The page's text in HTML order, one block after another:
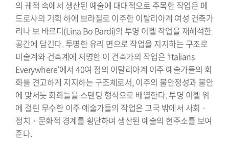
의 궤적 속에서 생산된 예술에 대대적으로 주목한 작업은 페
드로사의 기획 하에 브라질로 이주한 이탈리아계 여성 건축가
리나 보 바르디(Lina Bo Bardi)의 투명 이젤 작업을 재해석한
공간에 담긴다. 투명한 유리 면으로 작업을 지지하는 구조로
미술계와 건축계에 저명한 이 건축가의 작업은 ‘Italians
Everywhere’에서 40여 점의 이탈리아계 이주 예술가들의 회
화를 견고하게 지지하는 구조체로서, 이주의 불안정성과 불안
에 맞서듯 회화들을 스탠딩 형식으로 배열한다. 투명 이젤 위
에 걸린 무수한 이주 예술가들의 작업은 고국 밖에서 사회 ·
정치 · 문화적 경계를 횡단하며 생산된 예술의 현주소를 보여
준다.